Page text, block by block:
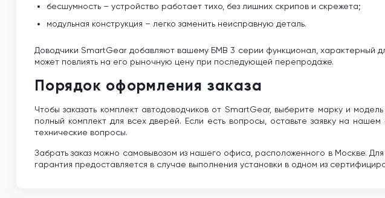
бесшумность – устройство работает тихо, без лишних скрипов и скрежета;
модульная конструкция – легко заменить неисправную деталь.
Доводчики SmartGear добавляют вашему БМВ 3 серии функционал, характерный
может повлиять на его рыночную цену при последующей перепродаже.
Порядок оформления заказа
Чтобы заказать комплект автодоводчиков от SmartGear, выберите марку и
полный комплект для всех дверей. Если есть вопросы, оставьте заявку на
технические вопросы.
Забрать заказ можно самовывозом из нашего офиса, расположенного в Москве.
гарантия предоставляется в случае выполнения установки в одном из